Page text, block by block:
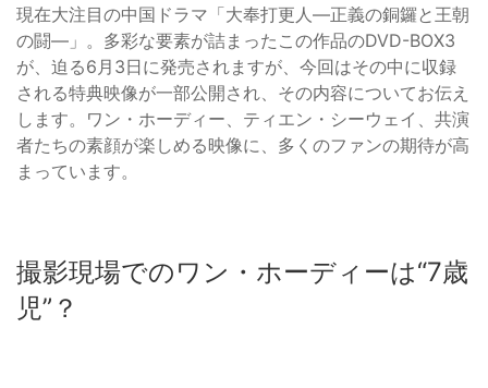
現在大注目の中国ドラマ「大奉打更人―正義の銅鑼と王朝
の闘―」。多彩な要素が詰まったこの作品のDVD-BOX3
が、迫る6月3日に発売されますが、今回はその中に収録
される特典映像が一部公開され、その内容についてお伝え
します。ワン・ホーディー、ティエン・シーウェイ、共演
者たちの素顔が楽しめる映像に、多くのファンの期待が高
まっています。
撮影現場でのワン・ホーディーは“7歳
児”？